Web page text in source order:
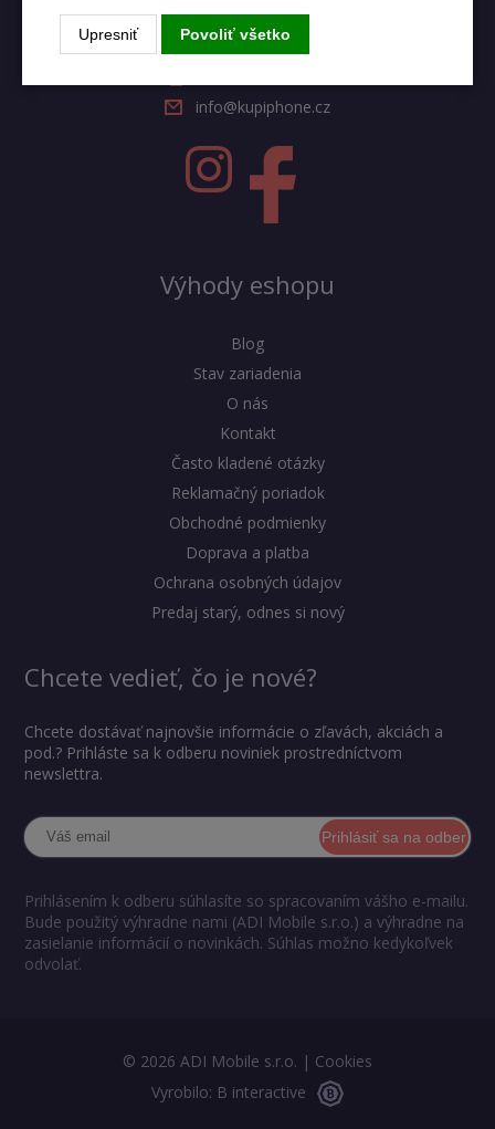
Rýchly kontakt
info@kupiphone.cz
Výhody eshopu
Blog
Stav zariadenia
O nás
Kontakt
Často kladené otázky
Reklamačný poriadok
Obchodné podmienky
Doprava a platba
Ochrana osobných údajov
Predaj starý, odnes si nový
Chcete vedieť, čo je nové?
Chcete dostávať najnovšie informácie o zľavách, akciách a
pod.? Prihláste sa k odberu noviniek prostredníctvom
newslettra.
Prihlásiť sa na odber
Prihlásením k odberu súhlasíte so spracovaním vášho e-mailu.
Bude použitý výhradne nami (ADI Mobile s.r.o.) a výhradne na
zasielanie informácií o novinkách. Súhlas možno kedykoľvek
odvolať.
© 2026 ADI Mobile s.r.o. | Cookies
Vyrobilo: B interactive
Upresniť Povoliť všetko